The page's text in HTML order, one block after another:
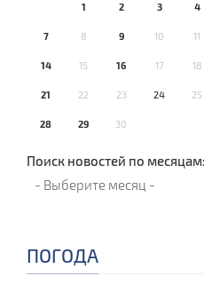
1 2 3 4
7 8 9 10 11
14 15 16 17 18
21 22 23 24 25
28 29 30
Поиск новостей по месяцам:
ПОГОДА